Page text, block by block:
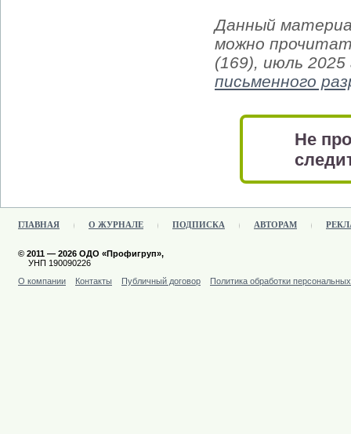
Данный
можно
(169), июль 2025
письменного
Не
ГЛАВНАЯ О ЖУРНАЛЕ ПОДПИСКА АВТОРАМ
© 2011 — 2026 ОДО «Профигруп»,
УНП 190090226
О компании
Контакты Публичный договор Политика обработки